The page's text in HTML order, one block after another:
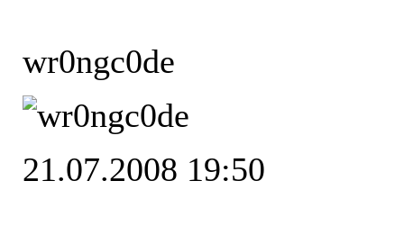
wr0ngc0de
21.07.2008 19:50